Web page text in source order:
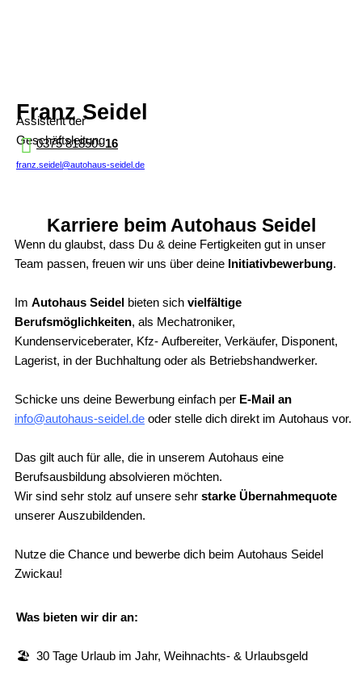
Franz Seidel
Assistent der
Geschäftsleitung
0375 81850-16
franz.seidel@autohaus-seidel.de
Karriere beim Autohaus Seidel
Wenn du glaubst, dass Du & deine Fertigkeiten gut in unser
Team passen, freuen wir uns über deine Initiativbewerbung.
Im Autohaus Seidel bieten sich vielfältige
Berufsmöglichkeiten, als Mechatroniker,
Kundenserviceberater, Kfz- Aufbereiter, Verkäufer, Disponent,
Lagerist, in der Buchhaltung oder als Betriebshandwerker.
Schicke uns deine Bewerbung einfach per E-Mail an
info@autohaus-seidel.de oder stelle dich direkt im Autohaus vor.
Das gilt auch für alle, die in unserem Autohaus eine
Berufsausbildung absolvieren möchten.
Wir sind sehr stolz auf unsere sehr starke Übernahmequote
unserer Auszubildenden.
Nutze die Chance und bewerbe dich beim Autohaus Seidel
Zwickau!
Was bieten wir dir an:
🏖️ 30 Tage Urlaub im Jahr, Weihnachts- & Urlaubsgeld